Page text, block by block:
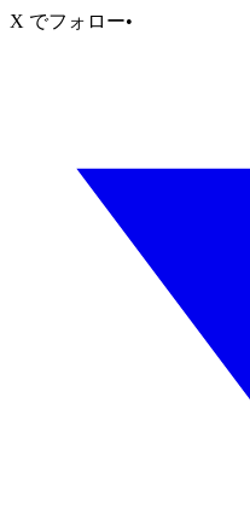
X でフォロー•